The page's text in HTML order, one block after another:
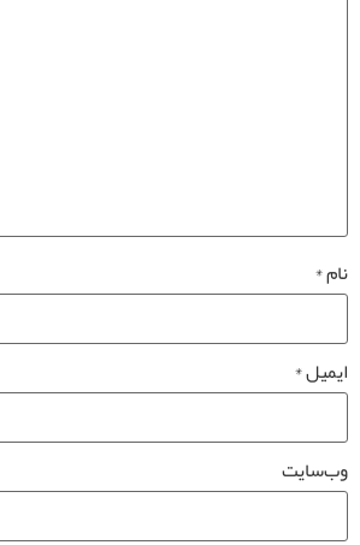
نام*
ایمیل*
وب‌سایت